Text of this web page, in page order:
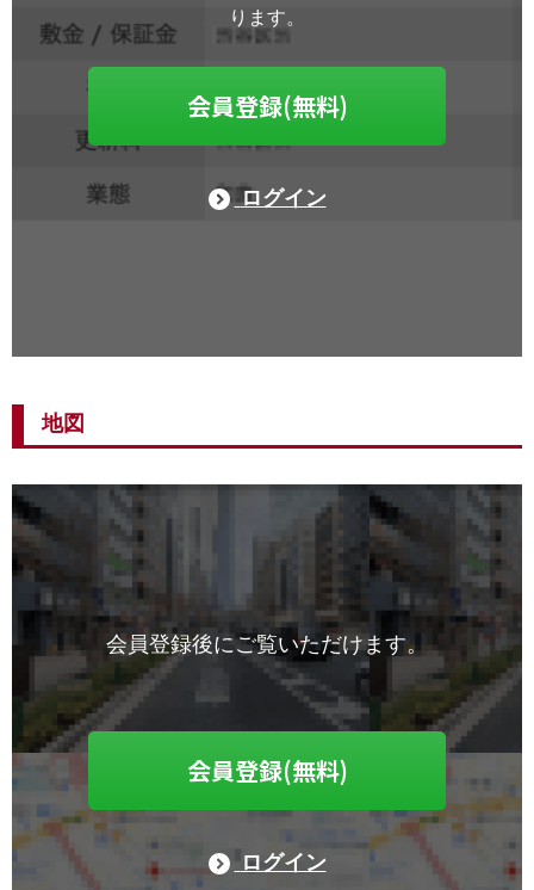
ります。
会員登録(無料)
ログイン
地図
会員登録後にご覧いただけます。
会員登録(無料)
ログイン